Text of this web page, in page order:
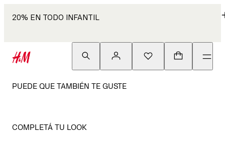
20% EN TODO INFANTIL
PUEDE QUE TAMBIÉN TE GUSTE
COMPLETÁ TU LOOK